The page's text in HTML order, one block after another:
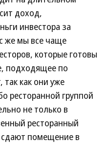
доход,
инвестора за
же мы все чаще
которые готовы
подходящее по
как они уже
ресторанной группой
не только в
ресторанный
сдают помещение в